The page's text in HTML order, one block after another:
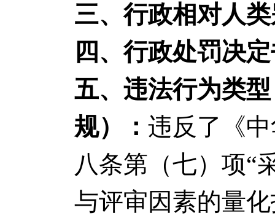
三、行政相对人
四、行政处罚决
五、违法行为类
规）： 违反了《
八条第（七）项“
与评审因素的量